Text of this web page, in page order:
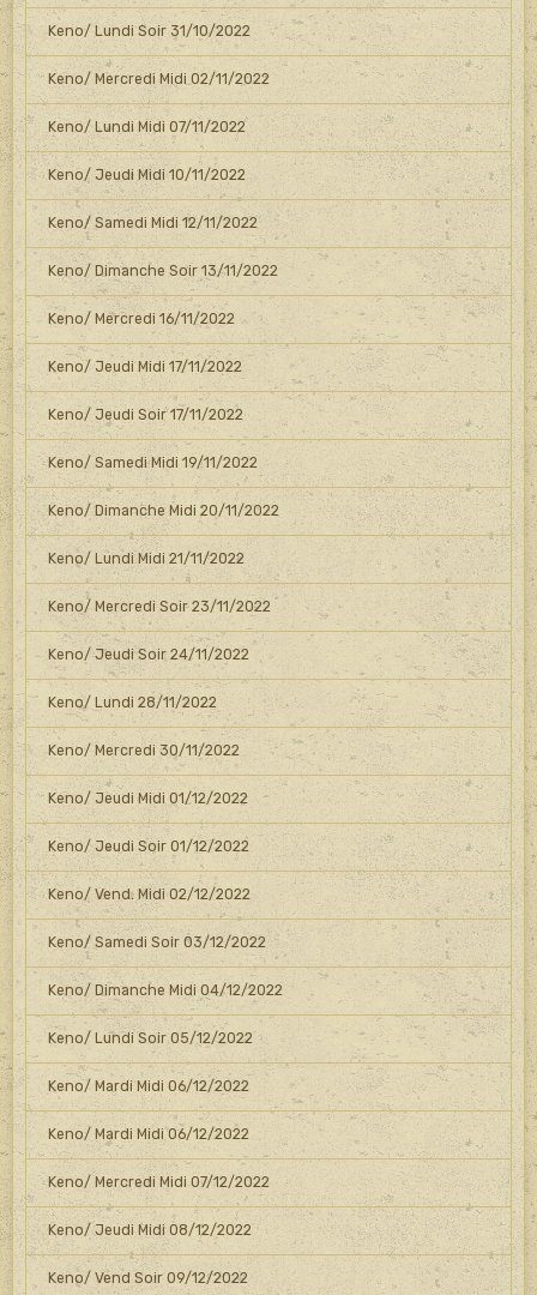
Keno/ Lundi Soir 31/10/2022
Keno/ Mercredi Midi 02/11/2022
Keno/ Lundi Midi 07/11/2022
Keno/ Jeudi Midi 10/11/2022
Keno/ Samedi Midi 12/11/2022
Keno/ Dimanche Soir 13/11/2022
Keno/ Mercredi 16/11/2022
Keno/ Jeudi Midi 17/11/2022
Keno/ Jeudi Soir 17/11/2022
Keno/ Samedi Midi 19/11/2022
Keno/ Dimanche Midi 20/11/2022
Keno/ Lundi Midi 21/11/2022
Keno/ Mercredi Soir 23/11/2022
Keno/ Jeudi Soir 24/11/2022
Keno/ Lundi 28/11/2022
Keno/ Mercredi 30/11/2022
Keno/ Jeudi Midi 01/12/2022
Keno/ Jeudi Soir 01/12/2022
Keno/ Vend. Midi 02/12/2022
Keno/ Samedi Soir 03/12/2022
Keno/ Dimanche Midi 04/12/2022
Keno/ Lundi Soir 05/12/2022
Keno/ Mardi Midi 06/12/2022
Keno/ Mardi Midi 06/12/2022
Keno/ Mercredi Midi 07/12/2022
Keno/ Jeudi Midi 08/12/2022
Keno/ Vend Soir 09/12/2022